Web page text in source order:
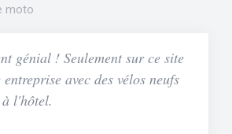
moto
génial ! Seulement sur ce site
avec des vélos neufs
l'hôtel.